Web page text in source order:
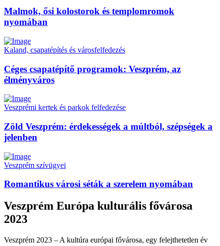
Malmok, ősi kolostorok és templomromok
nyomában
Kaland, csapatépítés és városfelfedezés
Céges csapatépítő programok: Veszprém, az
élményváros
Veszprémi kertek és parkok felfedezése
Zöld Veszprém: érdekességek a múltból, szépségek a
jelenben
Veszprém szívügyei
Romantikus városi séták a szerelem nyomában
Veszprém Európa kulturális fővárosa
2023
Veszprém 2023 – A kultúra európai fővárosa, egy felejthetetlen év